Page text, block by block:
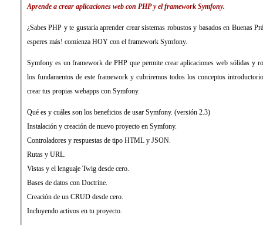
Aprende a crear aplicaciones web con PHP y el framework Symfony.
¿Sabes PHP y te gustaría aprender crear sistemas robustos y basados en Buenas
esperes más! comienza HOY con el framework Symfony.
Symfony es un framework de PHP que permite crear aplicaciones web sólidas y
los fundamentos de este framework y cubriremos todos los conceptos
crear tus propias webapps con Symfony.
Qué es y cuáles son los beneficios de usar Symfony. (versión 2.3)
Instalación y creación de nuevo proyecto en Symfony.
Controladores y respuestas de tipo HTML y JSON.
Rutas y URL.
Vistas y el lenguaje Twig desde cero.
Bases de datos con Doctrine.
Creación de un CRUD desde cero.
Incluyendo activos en tu proyecto.